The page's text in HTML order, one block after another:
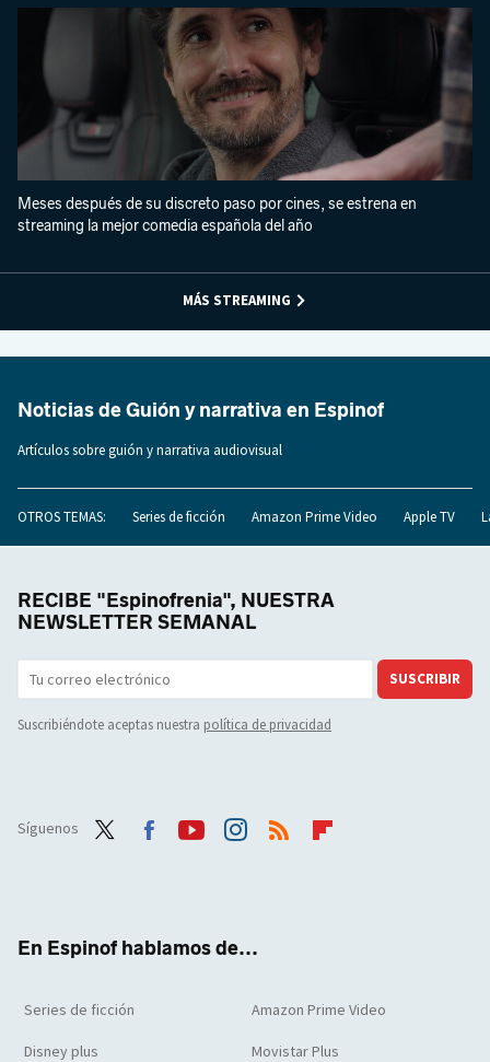
Meses después de su discreto paso por cines, se estrena en
streaming la mejor comedia española del año
MÁS STREAMING
Noticias de Guión y narrativa en Espinof
Artículos sobre guión y narrativa audiovisual
OTROS TEMAS: Series de ficción Amazon Prime Video Apple TV
RECIBE "Espinofrenia", NUESTRA
NEWSLETTER SEMANAL
SUSCRIBIR
Suscribiéndote aceptas nuestra política de privacidad
Síguenos
En Espinof hablamos de...
Series de ficción Amazon Prime Video
Disney plus Movistar Plus